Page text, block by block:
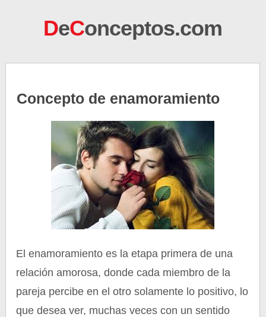
DeConceptos.com
Concepto de enamoramiento
El enamoramiento es la etapa primera de una
relación amorosa, donde cada miembro de la
pareja percibe en el otro solamente lo positivo, lo
que desea ver, muchas veces con un sentido